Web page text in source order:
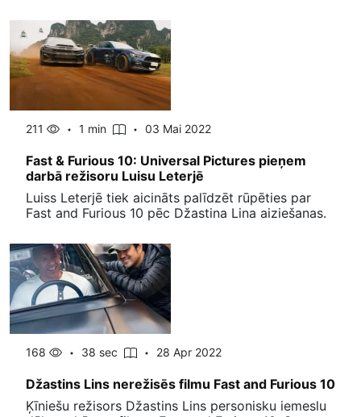
211 1 min 03 Mai 2022
Fast & Furious 10: Universal Pictures pieņem
darbā režisoru Luisu Leterjē
Luiss Leterjē tiek aicināts palīdzēt rūpēties par
Fast and Furious 10 pēc Džastina Lina aiziešanas.
168 38 sec 28 Apr 2022
Džastins Lins nerežisēs filmu Fast and Furious 10
Ķīniešu režisors Džastins Lins personisku iemeslu